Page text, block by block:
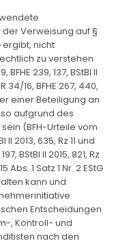
Verweisung auf §
ergibt, nicht
zu verstehen
BFHE 239, 137, BStBl II
34/16, BFHE 267, 440,
einer Beteiligung an
aufgrund des
(BFH-Urteile vom
II 2013, 635, Rz 11 und
BStBl II 2015, 821, Rz
1 Satz 1 Nr. 2 EStG
kann und
Entscheidungen
, Kontroll- und
nach den